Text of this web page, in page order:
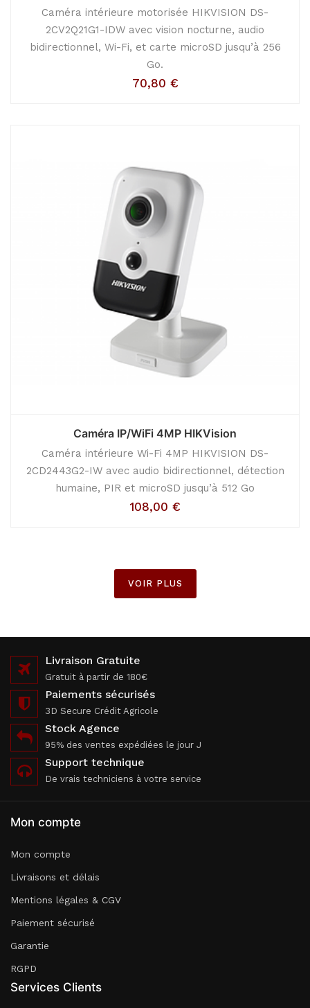
Caméra intérieure motorisée HIKVISION DS-
2CV2Q21G1-IDW avec vision nocturne, audio
bidirectionnel, Wi-Fi, et carte microSD jusqu’à 256
Go.
70,80 €
Caméra IP/WiFi 4MP HIKVision
Caméra intérieure Wi-Fi 4MP HIKVISION DS-
2CD2443G2-IW avec audio bidirectionnel, détection
humaine, PIR et microSD jusqu’à 512 Go
108,00 €
VOIR PLUS
Livraison Gratuite
Gratuit à partir de 180€
Paiements sécurisés
3D Secure Crédit Agricole
Stock Agence
95% des ventes expédiées le jour J
Support technique
De vrais techniciens à votre service
Mon compte
Mon compte
Livraisons et délais
Mentions légales & CGV
Paiement sécurisé
Garantie
RGPD
Services Clients